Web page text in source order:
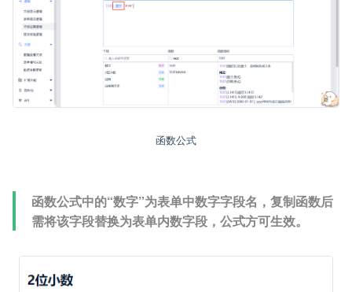
函数公式
函数公式中的“数字”为表单中数字字段名，复制函数后
需将该字段替换为表单内数字段，公式方可生效。